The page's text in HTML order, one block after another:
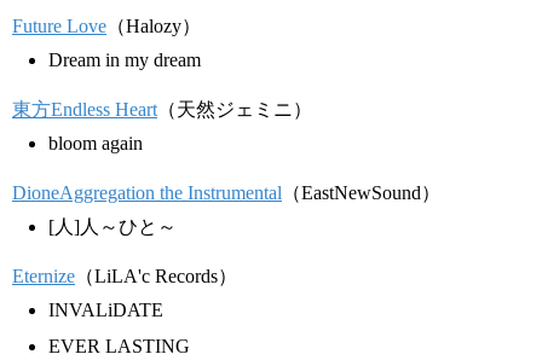
Future Love （Halozy）
Dream in my dream
東方Endless Heart （天然ジェミニ）
bloom again
DioneAggregation the Instrumental （EastNewSound）
[人]人～ひと～
Eternize （LiLA'c Records）
INVALiDATE
EVER LASTING